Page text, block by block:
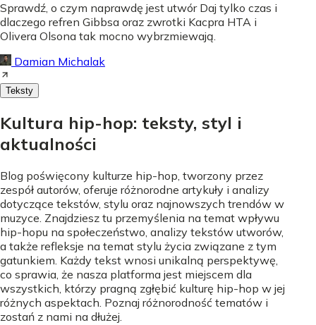
Sprawdź, o czym naprawdę jest utwór Daj tylko czas i
dlaczego refren Gibbsa oraz zwrotki Kacpra HTA i
Olivera Olsona tak mocno wybrzmiewają.
Damian Michalak
Teksty
Kultura hip-hop: teksty, styl i
aktualności
Blog poświęcony kulturze hip-hop, tworzony przez
zespół autorów, oferuje różnorodne artykuły i analizy
dotyczące tekstów, stylu oraz najnowszych trendów w
muzyce. Znajdziesz tu przemyślenia na temat wpływu
hip-hopu na społeczeństwo, analizy tekstów utworów,
a także refleksje na temat stylu życia związane z tym
gatunkiem. Każdy tekst wnosi unikalną perspektywę,
co sprawia, że nasza platforma jest miejscem dla
wszystkich, którzy pragną zgłębić kulturę hip-hop w jej
różnych aspektach. Poznaj różnorodność tematów i
zostań z nami na dłużej.